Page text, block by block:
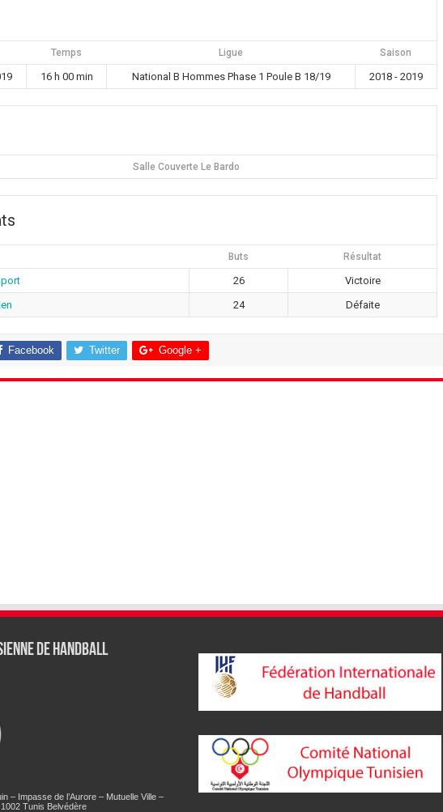
Temps Ligue Saison
16 h 00 min National B Hommes Phase 1 Poule B 18/19 2018 - 2019
Salle Couverte Le Bardo
Buts Résultat
26
Victoire
24 Défaite
Facebook Twitter Google +
de Handball
– Impasse de l’Aurore – Mutuelle Ville –
Tunis Belvédère